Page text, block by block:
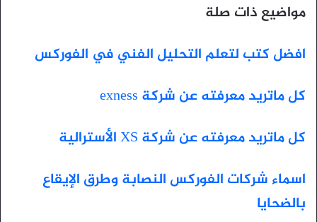
مواضيع ذات صلة
افضل كتب لتعلم التحليل الفني في الفوركس
كل ماتريد معرفته عن شركة exness
كل ماتريد معرفته عن شركة XS الأسترالية
اسماء شركات الفوركس النصابة وطرق الإيقاع
بالضحايا